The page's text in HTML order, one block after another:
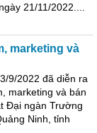
21/11/2022....
marketing và
9/2022 đã diễn ra
marketing và bán
Đại ngàn Trường
Ninh, tỉnh